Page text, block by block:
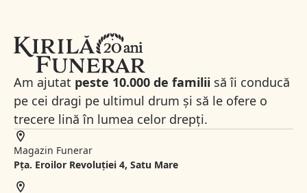
Am ajutat peste 10.000 de familii să îi conducă
pe cei dragi pe ultimul drum și să le ofere o
trecere lină în lumea celor drepți.
Magazin Funerar
Pța. Eroilor Revoluției 4, Satu Mare